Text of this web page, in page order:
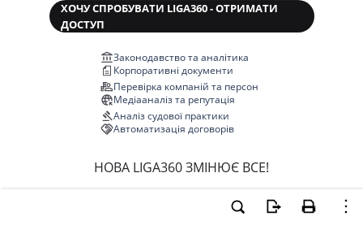
ХОЧУ СПРОБУВАТИ LIGA360 - ОТРИМАТИ
ДОСТУП
Законодавство та аналітика
Корпоративні документи
Перевірка компаній та персон
Медіааналіз та репутація
Аналіз судової практики
Автоматизація договорів
НОВА LIGA360 ЗМІНЮЄ ВСЕ!